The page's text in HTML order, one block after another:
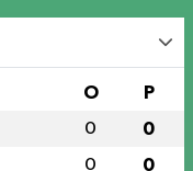
O P
0 0
0 0